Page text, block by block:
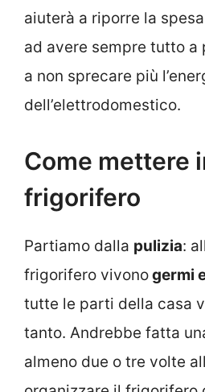
aiuterà a riporre la
ad avere sempre tutto a
a non sprecare più
dell’elettrodomestico.
Come mettere
frigorifero
Partiamo dalla pulizia:
frigorifero vivonogermi
tutte le parti della casa
tanto. Andrebbe fatta
almeno due o tre volte